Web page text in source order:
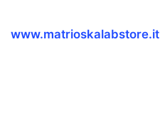
www.matrioskalabstore.it